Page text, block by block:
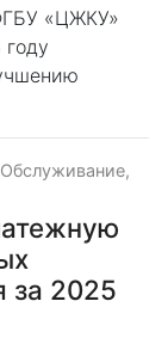
«ЦЖКУ»
Обслуживание,
за 2025